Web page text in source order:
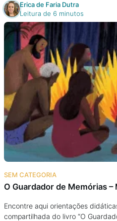
Erica de Faria Dutra
Leitura de 6 minutos
SEM CATEGORIA
O Guardador de Memórias
Encontre aqui orientações
compartilhada do livro “O